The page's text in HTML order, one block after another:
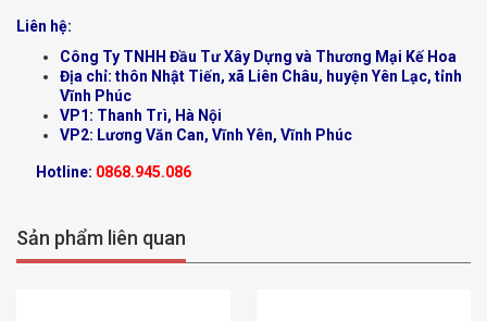
Liên hệ:
Công Ty TNHH Đầu Tư Xây Dựng và Thương Mại Kế Hoa
Địa chỉ: thôn Nhật Tiến, xã Liên Châu, huyện Yên Lạc, tỉnh
Vĩnh Phúc
VP1: Thanh Trì, Hà Nội
VP2: Lương Văn Can, Vĩnh Yên, Vĩnh Phúc
Hotline: 0868.945.086
Sản phẩm liên quan